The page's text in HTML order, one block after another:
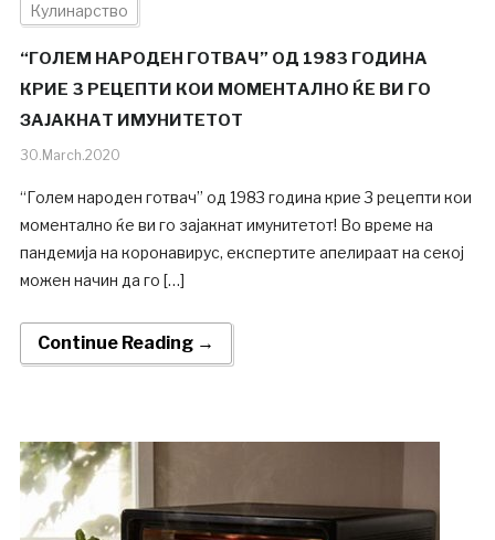
Кулинарство
“ГОЛЕМ НАРОДЕН ГОТВАЧ” ОД 1983 ГОДИНА
КРИЕ 3 РЕЦЕПТИ КОИ МОМЕНТАЛНО ЌЕ ВИ ГО
ЗАЈАКНАТ ИМУНИТЕТОТ
30.March.2020
“Голем народен готвач” од 1983 година крие 3 рецепти кои
моментално ќе ви го зајакнат имунитетот! Во време на
пандемија на коронавирус, експертите апелираат на секој
можен начин да го […]
Continue Reading →